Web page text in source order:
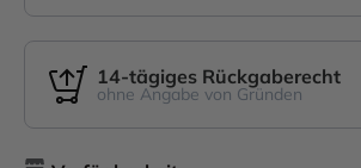
14-tägiges Rückgaberecht
ohne Angabe von Gründen